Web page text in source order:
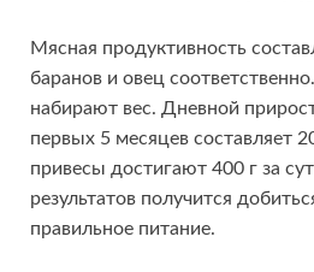
Мясная продуктивность
баранов и овец
набирают вес. Дневной
первых 5 месяцев составляет
привесы достигают 400 г за
результатов получится
правильное питание.